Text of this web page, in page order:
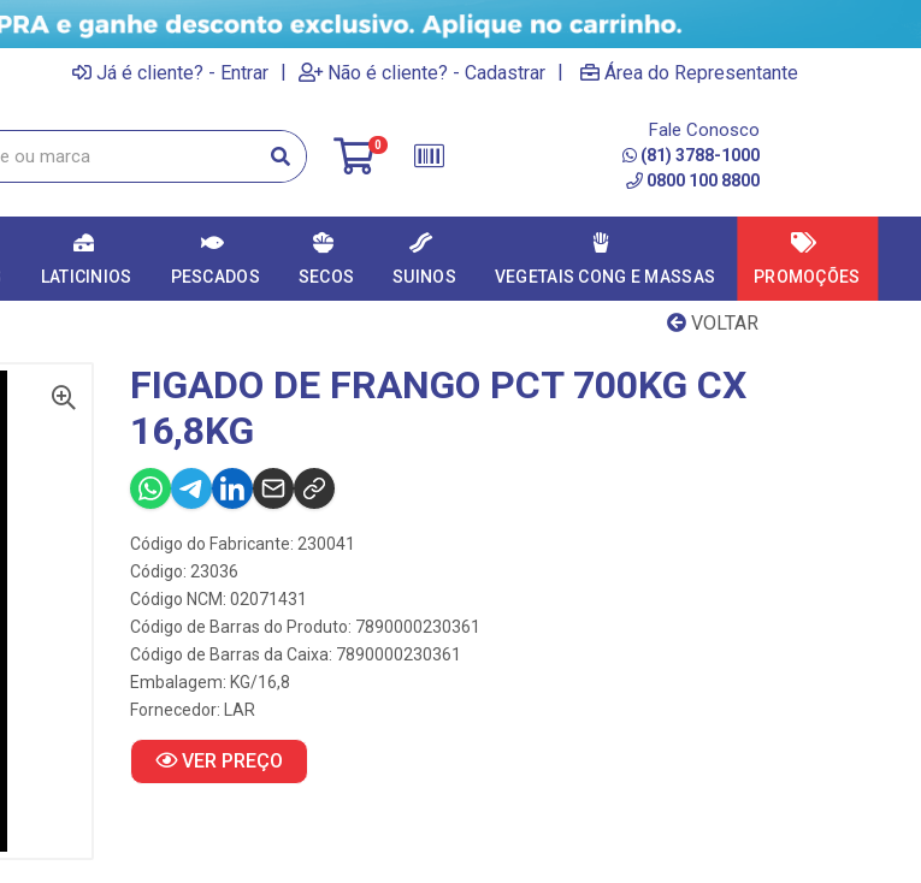
Já é cliente? - Entrar | Não é cliente? - Cadastrar | Área do Representante
0
Fale Conosco
(81) 3788-1000
0800 100 8800
LATICINIOS PESCADOS SECOS SUINOS VEGETAIS CONG E MASSAS PROMOÇÕES
VOLTAR
FIGADO DE FRANGO PCT 700KG CX
16,8KG
Código do Fabricante: 230041
Código: 23036
Código NCM: 02071431
Código de Barras do Produto: 7890000230361
Código de Barras da Caixa: 7890000230361
Embalagem: KG/16,8
Fornecedor:
LAR
VER PREÇO